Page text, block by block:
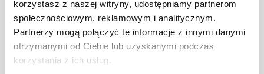
korzystasz z naszej witryny, udostępniamy partnerom
społecznościowym, reklamowym i analitycznym.
Partnerzy mogą połączyć te informacje z innymi danymi
otrzymanymi od Ciebie lub uzyskanymi podczas
korzystania z ich usług.
wnętrzu domu, jak i na tarasie lub w ogrodzie. Dostępne
również w innych rozmiarach.
W każdym z salonów mebli Bodzio oferujemy pomoc w
aranżacji mebli, a nasi pracownicy z wykorzystaniem